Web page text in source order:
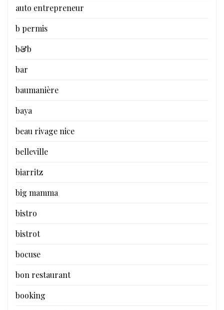
auto entrepreneur
b permis
b&b
bar
baumanière
baya
beau rivage nice
belleville
biarritz
big mamma
bistro
bistrot
bocuse
bon restaurant
booking